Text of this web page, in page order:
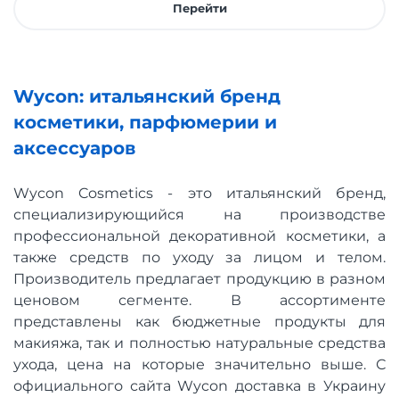
Перейти
Wycon: итальянский бренд
косметики, парфюмерии и
аксессуаров
Wycon Cosmetics - это итальянский бренд,
специализирующийся на производстве
профессиональной декоративной косметики, а
также средств по уходу за лицом и телом.
Производитель предлагает продукцию в разном
ценовом сегменте. В ассортименте
представлены как бюджетные продукты для
макияжа, так и полностью натуральные средства
ухода, цена на которые значительно выше. С
официального сайта Wycon доставка в Украину